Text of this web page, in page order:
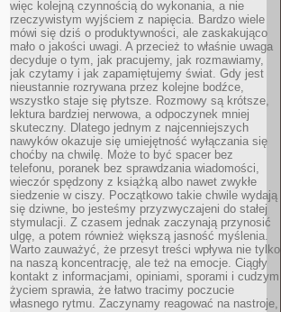
więc kolejną czynnością do wykonania, a nie
rzeczywistym wyjściem z napięcia. Bardzo wiele
mówi się dziś o produktywności, ale zaskakująco
mało o jakości uwagi. A przecież to właśnie uwaga
decyduje o tym, jak pracujemy, jak rozmawiamy,
jak czytamy i jak zapamiętujemy świat. Gdy jest
nieustannie rozrywana przez kolejne bodźce,
wszystko staje się płytsze. Rozmowy są krótsze,
lektura bardziej nerwowa, a odpoczynek mniej
skuteczny. Dlatego jednym z najcenniejszych
nawyków okazuje się umiejętność wyłączania się
choćby na chwilę. Może to być spacer bez
telefonu, poranek bez sprawdzania wiadomości,
wieczór spędzony z książką albo nawet zwykłe
siedzenie w ciszy. Początkowo takie chwile wydają
się dziwne, bo jesteśmy przyzwyczajeni do stałej
stymulacji. Z czasem jednak zaczynają przynosić
ulgę, a potem również większą jasność myślenia.
Warto zauważyć, że przesyt treści wpływa nie tylko
na naszą koncentrację, ale też na emocje. Ciągły
kontakt z informacjami, opiniami, sporami i cudzym
życiem sprawia, że łatwo tracimy poczucie
własnego rytmu. Zaczynamy reagować na nastroje,